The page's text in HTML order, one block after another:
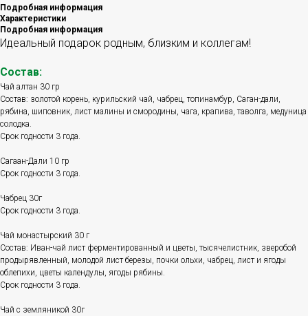
Подробная информация
Характеристики
Подробная информация
Идеальный подарок родным, близким и коллегам!
Состав:
Чай алтан 30 гр
Состав: золотой корень, курильский чай, чабрец, топинамбур, Саган-дали,
рябина, шиповник, лист малины и смородины, чага, крапива, таволга, медуница
солодка.
Срок годности 3 года.
Сагаан-Дали 10 гр
Срок годности 3 года.
Чабрец 30г
Срок годности 3 года.
Чай монастырский 30 г
Состав: Иван-чай лист ферментированный и цветы, тысячелистник, зверобой
продырявленный, молодой лист березы, почки ольхи, чабрец, лист и ягоды
облепихи, цветы календулы, ягоды рябины.
Срок годности 3 года.
Чай с земляникой 30г